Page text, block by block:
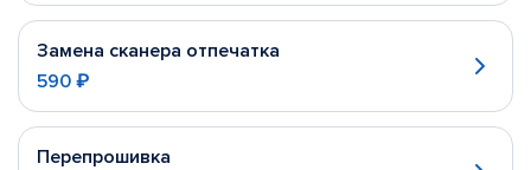
Замена сканера отпечатка
590 ₽
Перепрошивка